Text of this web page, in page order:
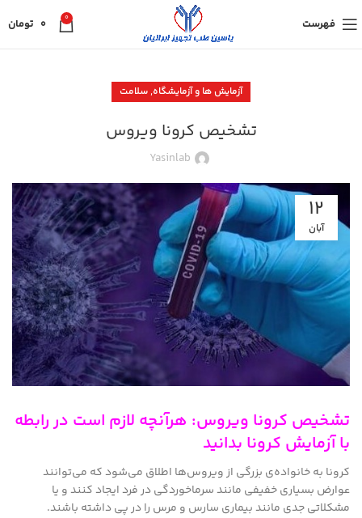
فهرست 0
0 تومان
آزمایش ها و آزمایشگاه,سلامت
تشخیص کرونا ویروس
Yasinlab
12
آبان
تشخیص کرونا ویروس: هرآنچه لازم است در رابطه
با آزمایش کرونا بدانید
کرونا به خانواده‌ی بزرگی از ویروس‌ها اطلاق می‌شود که می‌توانند
عوارض بسیاری خفیفی مانند سرماخوردگی در فرد ایجاد کنند و یا
مشکلاتی جدی مانند بیماری سارس و مرس را در پی داشته باشند.